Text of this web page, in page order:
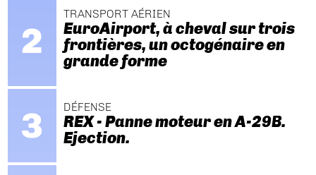
TRANSPORT AÉRIEN
EuroAirport, à cheval sur trois
frontières, un octogénaire en
grande forme
DÉFENSE
REX - Panne moteur en A-29B.
Ejection.